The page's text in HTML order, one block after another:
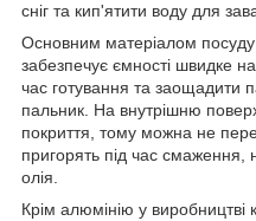
сніг та кип'ятити воду для
Основним матеріалом
забезпечує ємності швидке
час готування та заощадити
пальник. На внутрішню
покриття, тому можна не
пригорять під час смаження,
олія.
Крім алюмінію у виробництві